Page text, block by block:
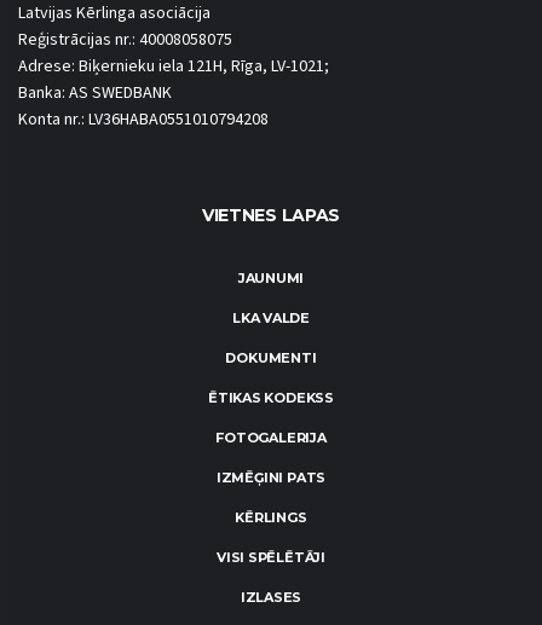
Latvijas Kērlinga asociācija
Reģistrācijas nr.: 40008058075
Adrese: Biķernieku iela 121H, Rīga, LV-1021;
Banka: AS SWEDBANK
Konta nr.: LV36HABA0551010794208
VIETNES LAPAS
JAUNUMI
LKA VALDE
DOKUMENTI
ĒTIKAS KODEKSS
FOTOGALERIJA
IZMĒĢINI PATS
KĒRLINGS
VISI SPĒLĒTĀJI
IZLASES